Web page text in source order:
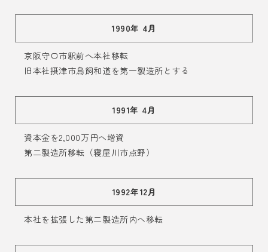
1990年 4月
京阪守口市駅前へ本社移転
旧本社摂津市鳥飼和道を第一製造所とする
1991年 4月
資本金を2,000万円へ増資
第二製造所移転（寝屋川市点野）
1992年12月
本社を拡張した第二製造所内へ移転